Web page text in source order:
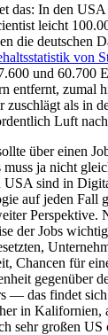
das: In den
leicht
die deutschen
von
und 60.700
entfernt, zumal
zuschlägt als in
Luft
über einen
muss ja nicht
USA sind in
auf jeden Fall
Perspektive.
der Jobs
Chancen für
gegenüber
— das findet
in Kalifornien,
sehr großen US